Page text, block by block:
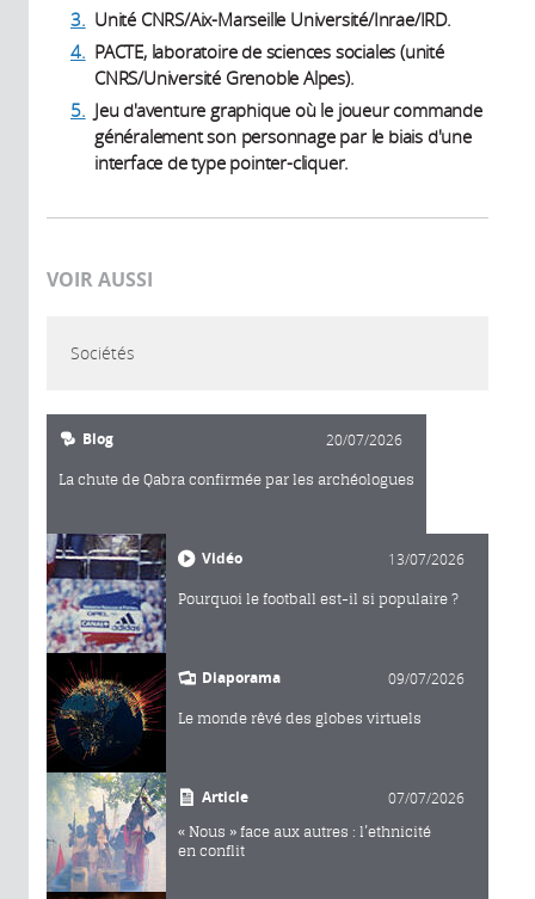
3. Unité CNRS/Aix-Marseille Université/Inrae/IRD.
4. PACTE, laboratoire de sciences sociales (unité
CNRS/Université Grenoble Alpes).
5. Jeu d'aventure graphique où le joueur commande
généralement son personnage par le biais d'une
interface de type pointer-cliquer.
VOIR AUSSI
Sociétés
Blog 20/07/2026
La chute de Qabra confirmée par les archéologues
Vidéo 13/07/2026
Pourquoi le football est-il si populaire ?
Diaporama 09/07/2026
Le monde rêvé des globes virtuels
Article 07/07/2026
« Nous » face aux autres : l’ethnicité
en conflit